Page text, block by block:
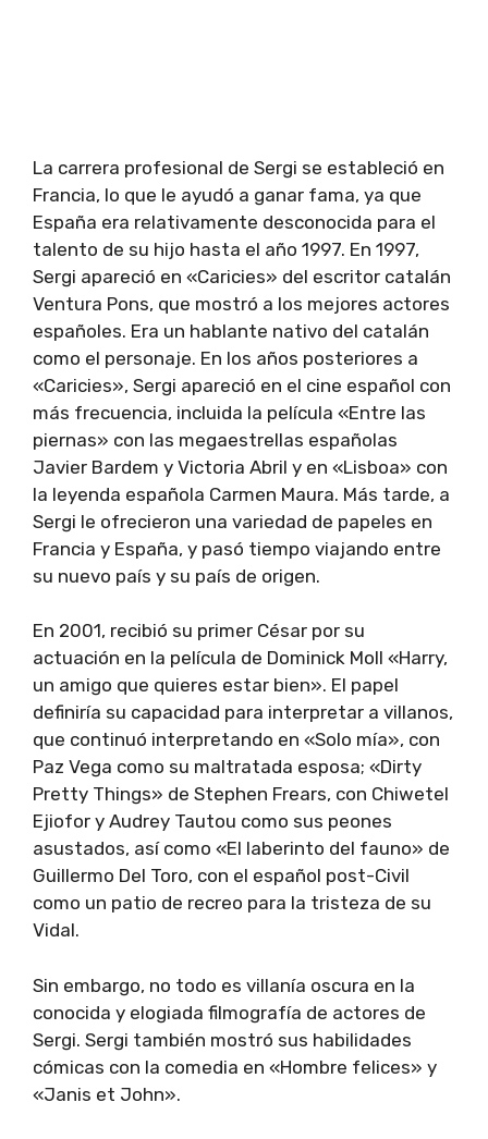
La carrera profesional de Sergi se estableció en
Francia, lo que le ayudó a ganar fama, ya que
España era relativamente desconocida para el
talento de su hijo hasta el año 1997. En 1997,
Sergi apareció en «Caricies» del escritor catalán
Ventura Pons, que mostró a los mejores actores
españoles. Era un hablante nativo del catalán
como el personaje. En los años posteriores a
«Caricies», Sergi apareció en el cine español con
más frecuencia, incluida la película «Entre las
piernas» con las megaestrellas españolas
Javier Bardem y Victoria Abril y en «Lisboa» con
la leyenda española Carmen Maura. Más tarde, a
Sergi le ofrecieron una variedad de papeles en
Francia y España, y pasó tiempo viajando entre
su nuevo país y su país de origen.
En 2001, recibió su primer César por su
actuación en la película de Dominick Moll «Harry,
un amigo que quieres estar bien». El papel
definiría su capacidad para interpretar a villanos,
que continuó interpretando en «Solo mía», con
Paz Vega como su maltratada esposa; «Dirty
Pretty Things» de Stephen Frears, con Chiwetel
Ejiofor y Audrey Tautou como sus peones
asustados, así como «El laberinto del fauno» de
Guillermo Del Toro, con el español post-Civil
como un patio de recreo para la tristeza de su
Vidal.
Sin embargo, no todo es villanía oscura en la
conocida y elogiada filmografía de actores de
Sergi. Sergi también mostró sus habilidades
cómicas con la comedia en «Hombre felices» y
«Janis et John».